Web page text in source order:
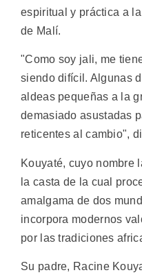
espiritual y práctica a
de Malí.
"Como soy jali, me
siendo difícil. Algunas
aldeas pequeñas a la
demasiado asustadas
reticentes al cambio",
Kouyaté, cuyo nombre
la casta de la cual
amalgama de dos
incorpora modernos
por las tradiciones
Su padre, Racine